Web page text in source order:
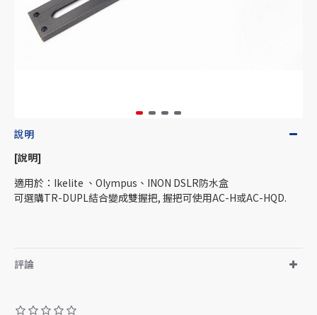
說明
[說明]
適用於：Ikelite 、Olympus、INON DSLR防水盒
可選購TR-DUPL結合變成雙握把, 握把可使用AC-H或AC-HQD.
評論